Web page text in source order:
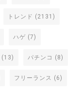
トレンド (2131)
ハゲ (7)
(13) パチンコ (8)
フリーランス (6)